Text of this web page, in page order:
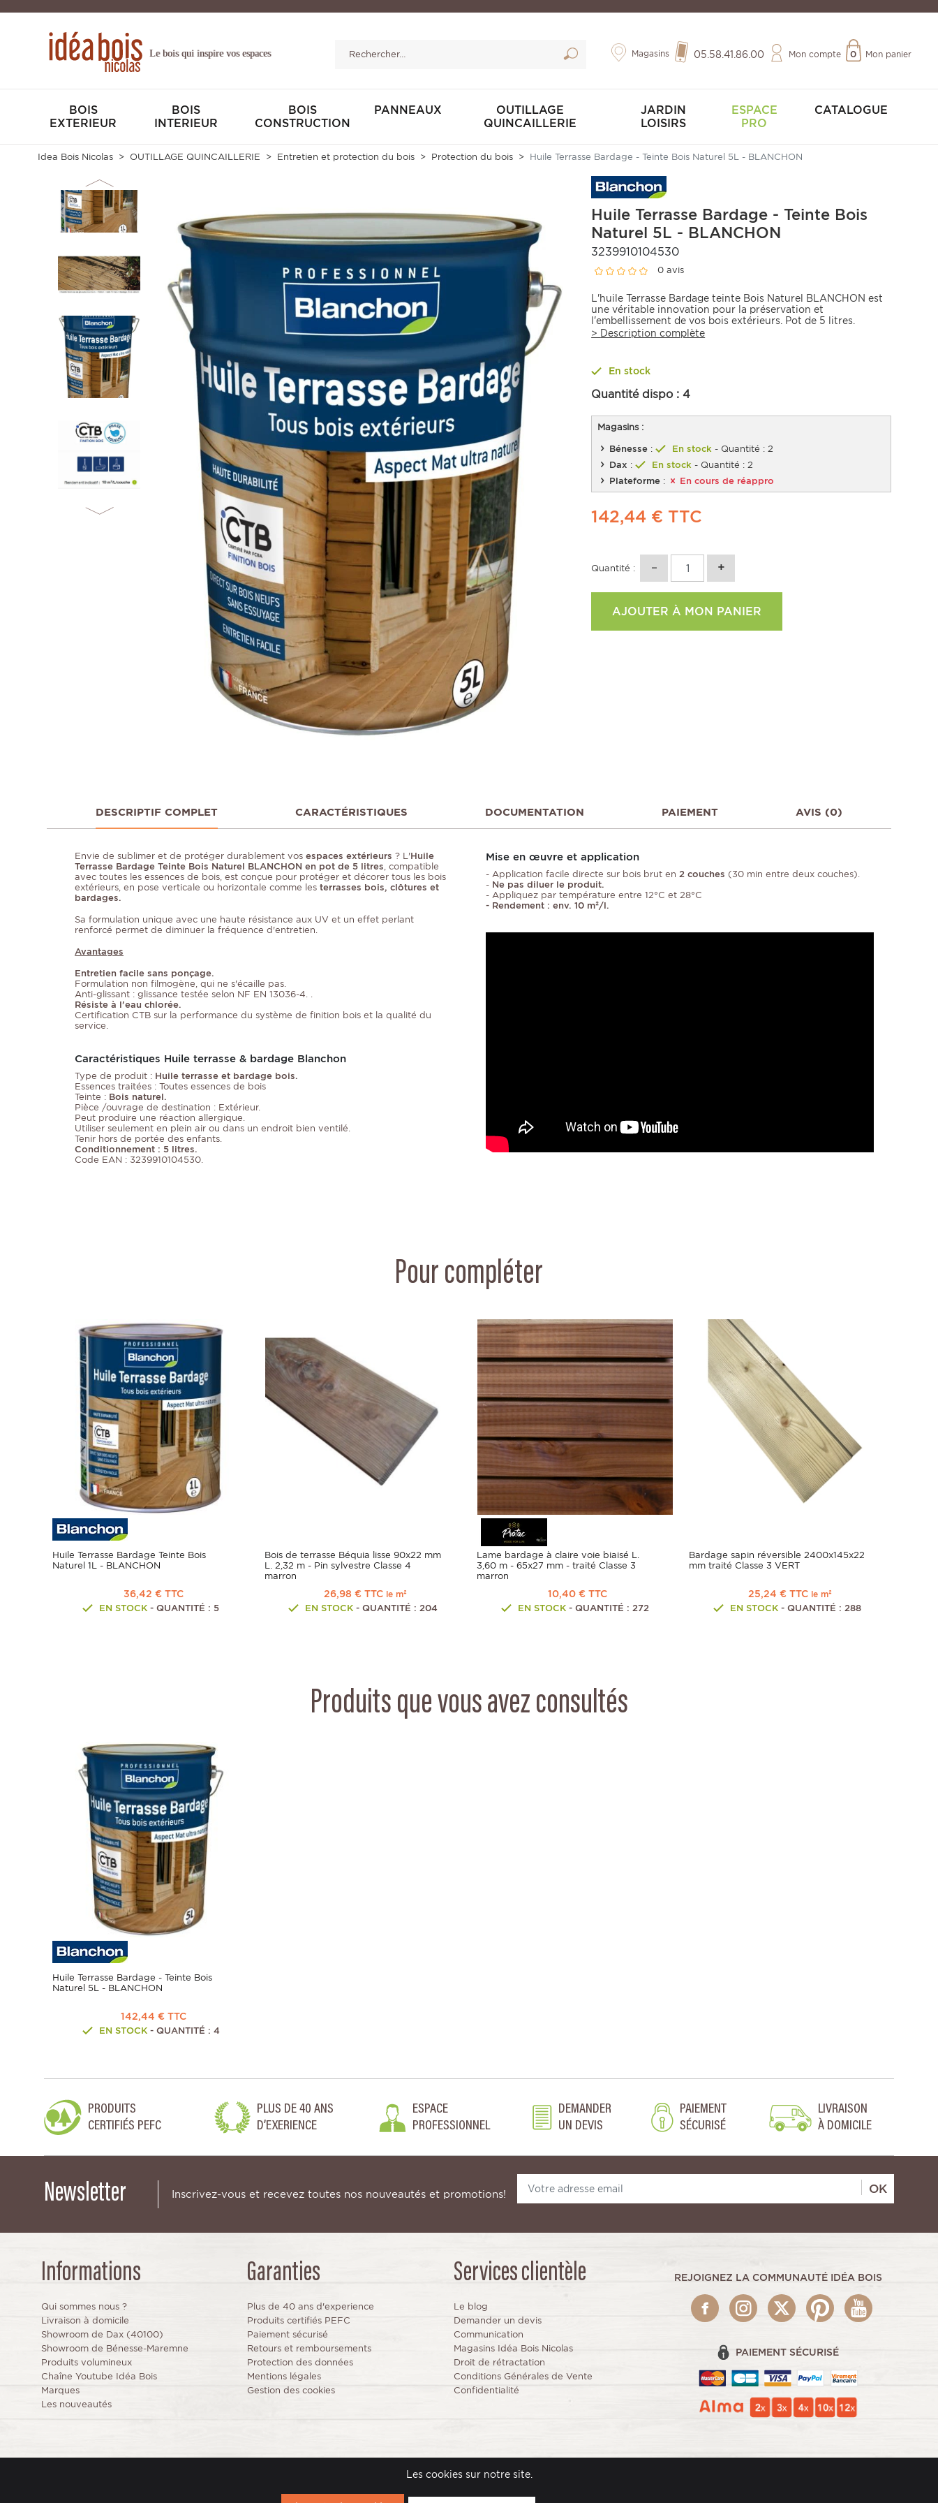
Le bois qui inspire vos espaces Magasins 05.58.41.86.00 Mon compte Mon panier
0
BOIS
EXTERIEUR
BOIS
INTERIEUR
BOIS
CONSTRUCTION
PANNEAUX
OUTILLAGE
QUINCAILLERIE
JARDIN
LOISIRS
ESPACE
PRO
CATALOGUE
Idea Bois Nicolas OUTILLAGE QUINCAILLERIE Entretien et protection du bois Protection du bois Huile Terrasse Bardage - Teinte Bois Naturel 5L - BLANCHON
Huile Terrasse Bardage - Teinte Bois
Naturel 5L - BLANCHON
3239910104530
0 avis
L'huile Terrasse Bardage teinte Bois Naturel BLANCHON est
une véritable innovation pour la préservation et
l'embellissement de vos bois extérieurs. Pot de 5 litres.
> Description complète
En stock
Quantité dispo :4
Magasins :
Bénesse : En stock - Quantité : 2
Dax : En stock - Quantité : 2
Plateforme : En cours de réappro
142,44 € TTC
Quantité :
AJOUTER À MON PANIER
DESCRIPTIF COMPLET CARACTÉRISTIQUES DOCUMENTATION PAIEMENT AVIS (0)
Envie de sublimer et de protéger durablement vos espaces extérieurs ? L'Huile
Terrasse Bardage Teinte Bois Naturel BLANCHON en pot de 5 litres, compatible
avec toutes les essences de bois, est conçue pour protéger et décorer tous les bois
extérieurs, en pose verticale ou horizontale comme les terrasses bois, clôtures et
bardages.
Sa formulation unique avec une haute résistance aux UV et un effet perlant
renforcé permet de diminuer la fréquence d'entretien.
Avantages
Entretien facile sans ponçage.
Formulation non filmogène, qui ne s'écaille pas.
Anti-glissant : glissance testée selon NF EN 13036-4. .
Résiste à l'eau chlorée.
Certification CTB sur la performance du système de finition bois et la qualité du
service.
Caractéristiques Huile terrasse & bardage Blanchon
Type de produit : Huile terrasse et bardage bois.
Essences traitées : Toutes essences de bois
Teinte : Bois naturel.
Pièce /ouvrage de destination : Extérieur.
Peut produire une réaction allergique.
Utiliser seulement en plein air ou dans un endroit bien ventilé.
Tenir hors de portée des enfants.
Conditionnement : 5 litres.
Code EAN : 3239910104530.
Mise en œuvre et application
- Application facile directe sur bois brut en 2 couches (30 min entre deux couches).
- Ne pas diluer le produit.
- Appliquez par température entre 12°C et 28°C
- Rendement : env. 10 m²/l.
Pour compléter
Huile Terrasse Bardage Teinte Bois
Naturel 1L - BLANCHON
36,42 € TTC
EN STOCK - QUANTITÉ : 5
Bois de terrasse Béquia lisse 90x22 mm
L. 2,32 m - Pin sylvestre Classe 4
marron
26,98 € TTC le m²
EN STOCK - QUANTITÉ : 204
Lame bardage à claire voie biaisé L.
3,60 m - 65x27 mm - traité Classe 3
marron
10,40 € TTC
EN STOCK - QUANTITÉ : 272
Bardage sapin réversible 2400x145x22
mm traité Classe 3 VERT
25,24 € TTC le m²
EN STOCK - QUANTITÉ : 288
Produits que vous avez consultés
Huile Terrasse Bardage - Teinte Bois
Naturel 5L - BLANCHON
142,44 € TTC
EN STOCK- QUANTITÉ : 4
PRODUITS
CERTIFIÉS PEFC
PLUS DE 40 ANS
D’EXERIENCE
ESPACE
PROFESSIONNEL
DEMANDER
UN DEVIS
PAIEMENT
SÉCURISÉ
LIVRAISON
À DOMICILE
Newsletter Inscrivez-vous et recevez toutes nos nouveautés et promotions! OK
Informations
Qui sommes nous ?
Livraison à domicile
Showroom de Dax (40100)
Showroom de Bénesse-Maremne
Produits volumineux
Chaîne Youtube Idéa Bois
Marques
Les nouveautés
Garanties
Plus de 40 ans d'experience
Produits certifiés PEFC
Paiement sécurisé
Retours et remboursements
Protection des données
Mentions légales
Gestion des cookies
Services clientèle
Le blog
Demander un devis
Communication
Magasins Idéa Bois Nicolas
Droit de rétractation
Conditions Générales de Vente
Confidentialité
REJOIGNEZ LA COMMUNAUTÉ IDÉA BOIS
PAIEMENT SÉCURISÉ
Site réalisé parla solution e-commerce Arobases
Les cookies sur notre site.